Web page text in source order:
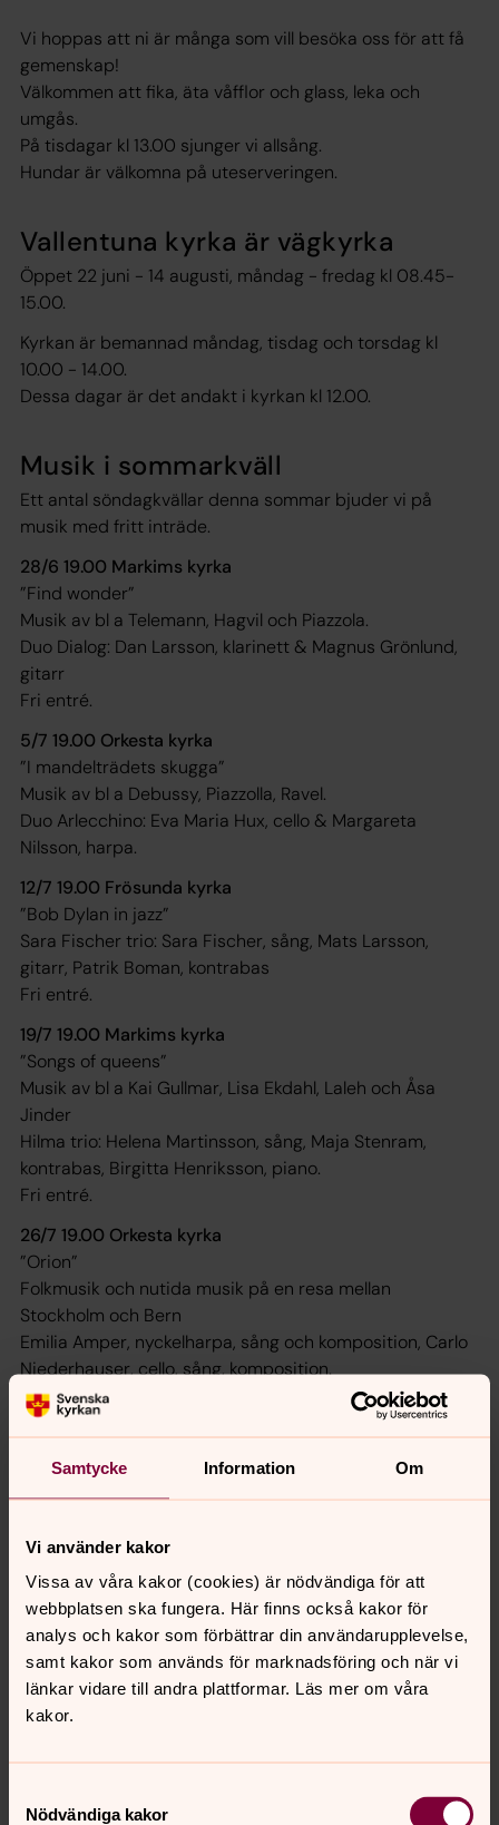
Samtycke Information Om
Vi använder kakor
Vissa av våra kakor (cookies) är nödvändiga för att
webbplatsen ska fungera. Här finns också kakor för
analys och kakor som förbättrar din användarupplevelse,
samt kakor som används för marknadsföring och när vi
länkar vidare till andra plattformar. Läs mer om våra
kakor.
Nödvändiga kakor
Vi hoppas att ni är många som vill besöka oss för att få
gemenskap!
Välkommen att fika, äta våfflor och glass, leka och
umgås.
På tisdagar kl 13.00 sjunger vi allsång.
Hundar är välkomna på uteserveringen.
Vallentuna kyrka är vägkyrka
Öppet 22 juni - 14 augusti, måndag - fredag kl 08.45-
15.00.
Kyrkan är bemannad måndag, tisdag och torsdag kl
10.00 - 14.00.
Dessa dagar är det andakt i kyrkan kl 12.00.
Musik i sommarkväll
Ett antal söndagkvällar denna sommar bjuder vi på
musik med fritt inträde.
28/6 19.00 Markims kyrka
”Find wonder”
Musik av bl a Telemann, Hagvil och Piazzola.
Duo Dialog: Dan Larsson, klarinett & Magnus Grönlund,
gitarr
Fri entré.
5/7 19.00 Orkesta kyrka
”I mandelträdets skugga”
Musik av bl a Debussy, Piazzolla, Ravel.
Duo Arlecchino: Eva Maria Hux, cello & Margareta
Nilsson, harpa.
12/7 19.00 Frösunda kyrka
”Bob Dylan in jazz”
Sara Fischer trio: Sara Fischer, sång, Mats Larsson,
gitarr, Patrik Boman, kontrabas
Fri entré.
19/7 19.00 Markims kyrka
”Songs of queens”
Musik av bl a Kai Gullmar, Lisa Ekdahl, Laleh och Åsa
Jinder
Hilma trio: Helena Martinsson, sång, Maja Stenram,
kontrabas, Birgitta Henriksson, piano.
Fri entré.
26/7 19.00 Orkesta kyrka
”Orion”
Folkmusik och nutida musik på en resa mellan
Stockholm och Bern
Emilia Amper, nyckelharpa, sång och komposition, Carlo
Niederhauser, cello, sång, komposition.
Fri entré.
2/8 19.00 Frösunda kyrka
”Klassiska poppärlor i jazzdräkt”
gitarr, Robert Erlandsson, kontrabas.
Pilgrim Vallentuna
Under sommaren gör de ledarledda vandringar
uppehåll. Men det går utmärkt att vandra på egen hand.
I Vallentuna finns tre uppmärkta leder: Ingaleden (19 km),
både natur, kultur och andlighet.